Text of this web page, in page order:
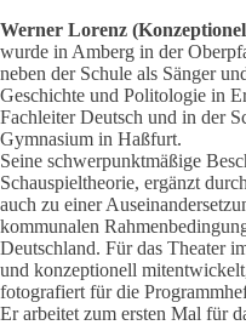
Werner Lorenz
wurde in Amberg in der
neben der Schule als Sänger
Geschichte und Politologie in
Fachleiter Deutsch und in der
Gymnasium in Haßfurt.
Seine schwerpunktmäßige
Schauspieltheorie, ergänzt
auch zu einer
kommunalen
Deutschland. Für das Theater
und konzeptionell
fotografiert für die
Er arbeitet zum ersten Mal für